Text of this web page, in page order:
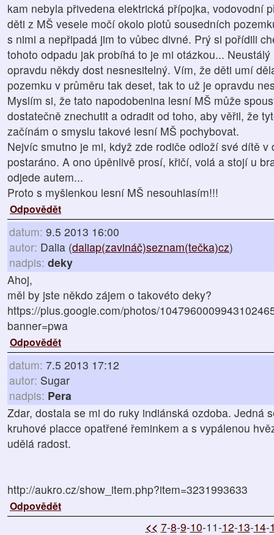
kam nebyla přivedena elektrická přípojka, vodovodní
děti z MŠ vesele močí okolo plotů sousedních
s nimi a nepřipadá jim to vůbec divné. Prý si pořídili
tohoto odpadu jak probíhá to je mi otázkou...
opravdu někdy dost nesnesitelný. Vím, že děti umí
pozemku v průměru tak deset, tak to už je opravdu
Myslím si, že tato napodobenina lesní MŠ může
dostatečně znechutit a odradit od toho, aby věřil, že
začínám o smyslu takové lesní MŠ pochybovat.
Nejvíc smutno je mi, když zde rodiče odloží své dítě
postaráno. A ono úpěnlivě prosí, křičí, volá a stojí u
odjede autem...
Proto s myšlenkou lesní MŠ nesouhlasím!!!
Odpovědět
datum: 9.5 2013 16:00
autor: Dalia (daliap(zavináč)seznam(tečka)cz)
nadpis: deky
Ahoj,
měl by jste někdo zájem o takovéto deky?
https://plus.google.com/photos/
banner=pwa
Odpovědět
datum: 7.5 2013 17:12
autor: Sugar
nadpis: Pera
Zdar, dostala se mi do ruky indiánská ozdoba. Jedná
kruhové placce opatřené řeminkem a s vypálenou
udělá radost.
http://aukro.cz/show_item.php?item=3231993633
Odpovědět
<< 7-8-9-10-11-12-13-14-